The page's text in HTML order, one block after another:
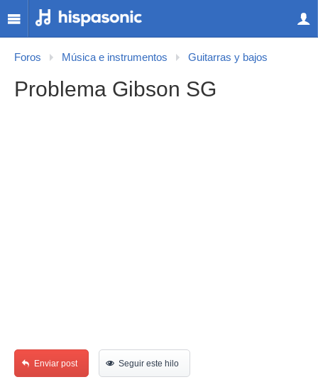
Foros Música e instrumentos Guitarras y bajos
Problema Gibson SG
Enviar post Seguir este hilo